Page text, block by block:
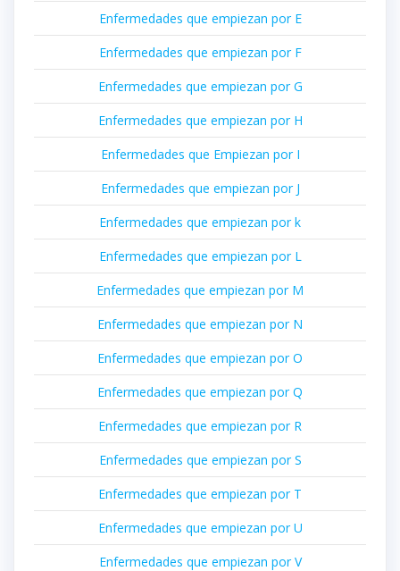
Enfermedades que empiezan por E
Enfermedades que empiezan por F
Enfermedades que empiezan por G
Enfermedades que empiezan por H
Enfermedades que Empiezan por I
Enfermedades que empiezan por J
Enfermedades que empiezan por k
Enfermedades que empiezan por L
Enfermedades que empiezan por M
Enfermedades que empiezan por N
Enfermedades que empiezan por O
Enfermedades que empiezan por Q
Enfermedades que empiezan por R
Enfermedades que empiezan por S
Enfermedades que empiezan por T
Enfermedades que empiezan por U
Enfermedades que empiezan por V